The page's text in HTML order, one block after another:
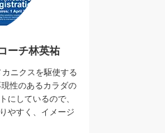
ーチ林英祐
ニクスを駆使する
性のあるカラダの
にしているので、
やすく、イメージ